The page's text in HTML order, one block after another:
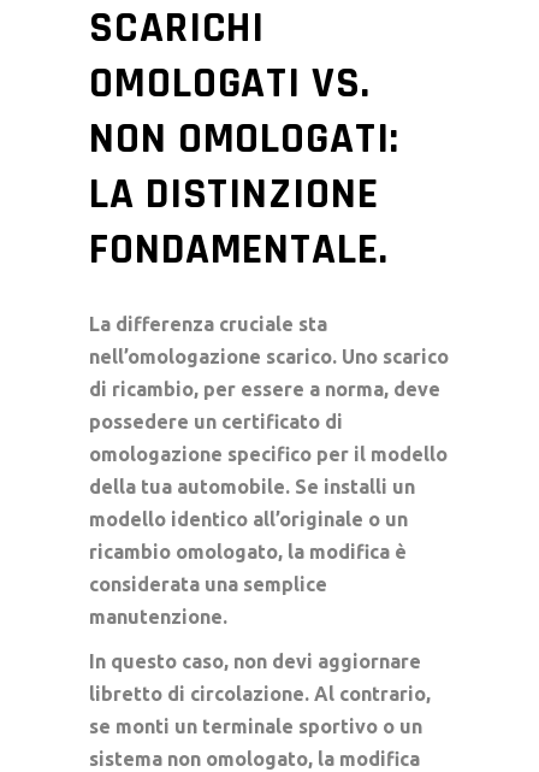
SCARICHI
OMOLOGATI VS.
NON OMOLOGATI:
LA DISTINZIONE
FONDAMENTALE.
La differenza cruciale sta
nell’omologazione scarico. Uno scarico
di ricambio, per essere a norma, deve
possedere un certificato di
omologazione specifico per il modello
della tua automobile. Se installi un
modello identico all’originale o un
ricambio omologato, la modifica è
considerata una semplice
manutenzione.
In questo caso, non devi aggiornare
libretto di circolazione. Al contrario,
se monti un terminale sportivo o un
sistema non omologato, la modifica